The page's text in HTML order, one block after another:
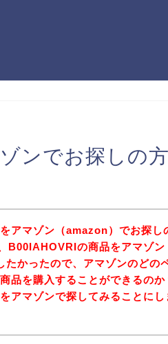
ンでお探しの
アマゾン（amazon）でお探し
B00IAHOVRIの商品をアマゾン
たかったので、アマゾンのどの
品を購入することができるのか
アマゾンで探してみることにし